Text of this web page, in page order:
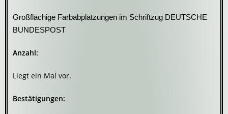
Großflächige Farbabplatzungen im Schriftzug DEUTSCHE
BUNDESPOST
Anzahl:
Liegt ein Mal vor.
Bestätigungen: